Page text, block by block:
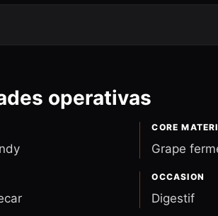
operativas
CORE
Grape
OCCASION
Digestif